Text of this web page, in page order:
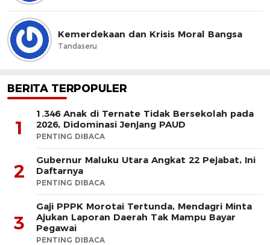
Kemerdekaan dan Krisis Moral Bangsa
Tandaseru
BERITA TERPOPULER
1
1.346 Anak di Ternate Tidak Bersekolah pada
2026, Didominasi Jenjang PAUD
PENTING DIBACA
2
Gubernur Maluku Utara Angkat 22 Pejabat, Ini
Daftarnya
PENTING DIBACA
3
Gaji PPPK Morotai Tertunda, Mendagri Minta
Ajukan Laporan Daerah Tak Mampu Bayar
Pegawai
PENTING DIBACA